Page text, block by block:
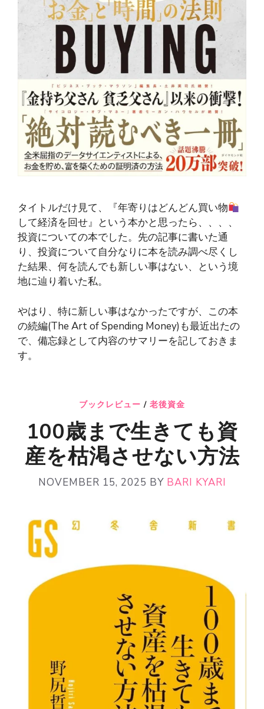
タイトルだけ見て、『年寄りはどんどん買い物
して経済を回せ』という本かと思ったら、、、、
投資についての本でした。先の記事に書いた通
り、投資について自分なりに本を読み調べ尽くし
た結果、何を読んでも新しい事はない、という境
地に辿り着いた私。
やはり、特に新しい事はなかったですが、この本
の続編(The Art of Spending Money)も最近出たの
で、備忘録として内容のサマリーを記しておきま
す。
ブックレビュー / 老後資金
100歳まで生きても資
産を枯渇させない方法
NOVEMBER 15, 2025 BY BARI KYARI